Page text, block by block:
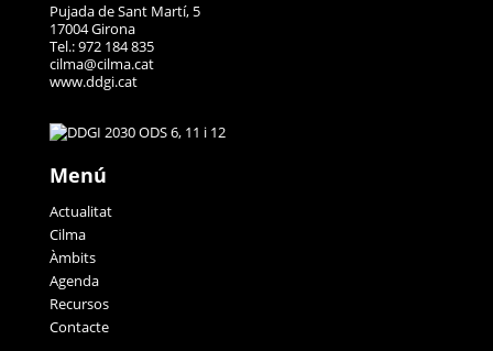
Pujada de Sant Martí, 5
17004 Girona
Tel.: 972 184 835
cilma@cilma.cat
www.ddgi.cat
Menú
Actualitat
Cilma
Àmbits
Agenda
Recursos
Contacte